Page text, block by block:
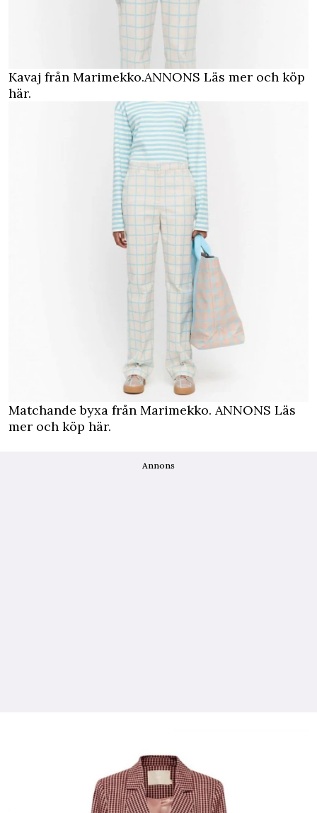
Kavaj från Marimekko.ANNONS Läs mer och köp
här.
Matchande byxa från Marimekko. ANNONS Läs
mer och köp här.
Annons